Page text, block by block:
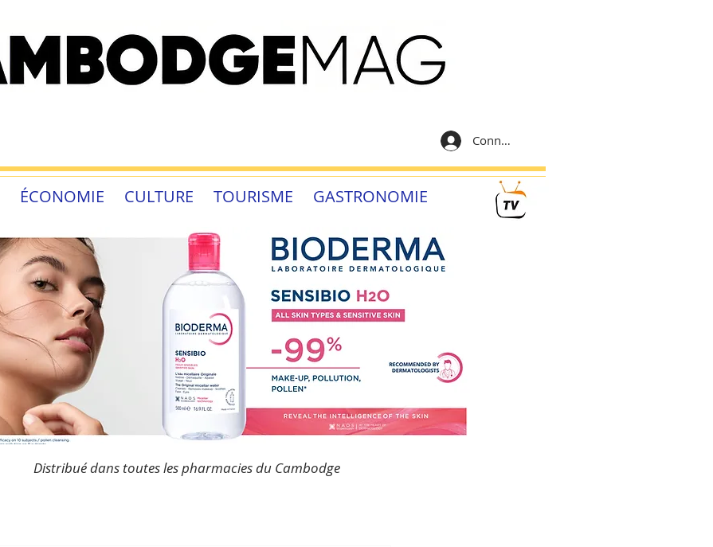
Connexion
ÉCONOMIE CULTURE TOURISME GASTRONOMIE
Distribué dans toutes les pharmacies du Cambodge